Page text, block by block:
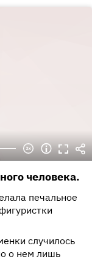
человека.
печальное
случилось
о нем лишь